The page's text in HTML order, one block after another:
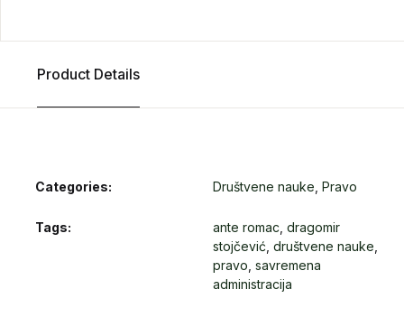
Product Details
Categories: Društvene nauke Pravo
Tags: ante romac dragomir
stojčević društvene nauke
pravo savremena
administracija